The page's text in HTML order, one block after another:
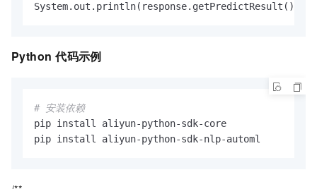
System.out.println(response.getPredictResult());
Python 代码示例
# 安装依赖
pip install aliyun-python-sdk-core
pip install aliyun-python-sdk-nlp-automl